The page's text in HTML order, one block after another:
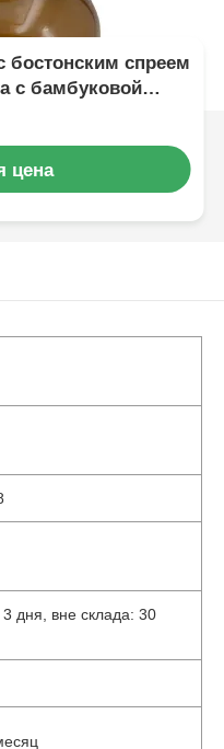
бостонским спреем
с бамбуковой
цена
дня, вне склада: 30